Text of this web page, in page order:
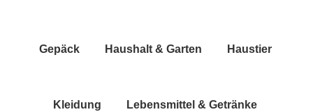
Gepäck Haus­halt & Garten Haus­tier
Klei­dung Lebens­mit­tel & Getränke